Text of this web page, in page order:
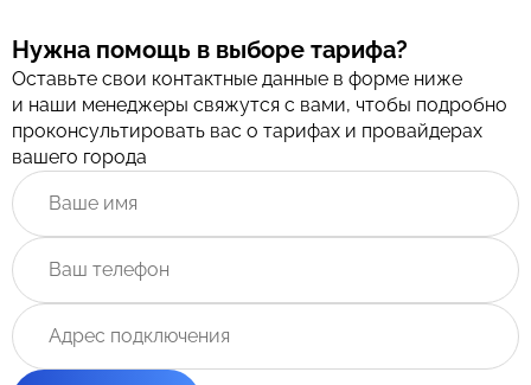
Нужна помощь в выборе тарифа?
Оставьте свои контактные данные в форме ниже
и наши менеджеры свяжутся с вами, чтобы подробно
проконсультировать вас о тарифах и провайдерах
вашего города